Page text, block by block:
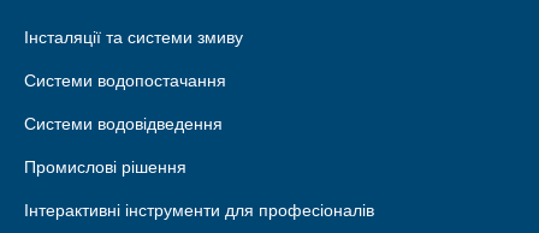
Інсталяції та системи змиву
Системи водопостачання
Системи водовідведення
Промислові рішення
Інтерактивні інструменти для професіоналів